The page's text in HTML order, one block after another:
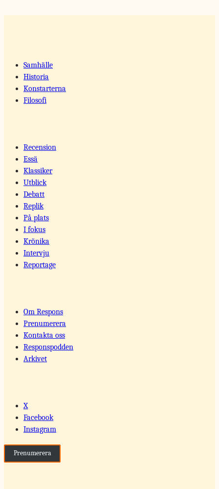
Samhälle
Historia
Konstarterna
Filosofi
Recension
Essä
Klassiker
Utblick
Debatt
Replik
På plats
I fokus
Krönika
Intervju
Reportage
Om Respons
Prenumerera
Kontakta oss
Responspodden
Arkivet
X
Facebook
Instagram
Prenumerera